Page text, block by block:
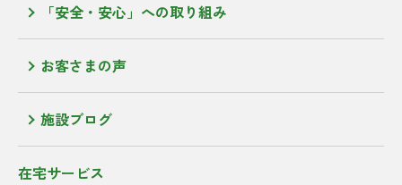
「安全・安心」への取り組み
お客さまの声
施設ブログ
在宅サービス